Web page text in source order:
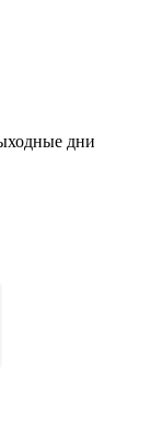
дни